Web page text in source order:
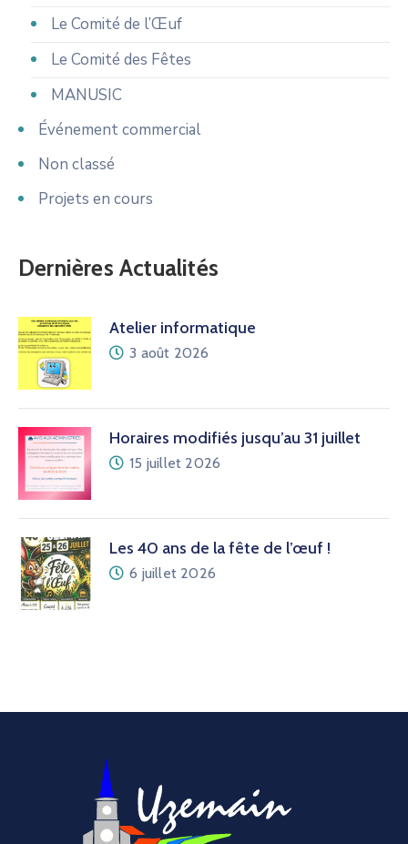
Le Comité de l’Œuf
Le Comité des Fêtes
MANUSIC
Événement commercial
Non classé
Projets en cours
Dernières Actualités
Atelier informatique
3 août 2026
Horaires modifiés jusqu’au 31 juillet
15 juillet 2026
Les 40 ans de la fête de l’œuf !
6 juillet 2026